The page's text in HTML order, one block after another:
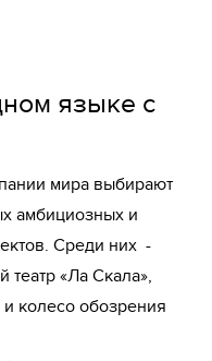
языке с
мира выбирают
амбициозных и
Среди них  -
театр «Ла Скала»,
колесо обозрения